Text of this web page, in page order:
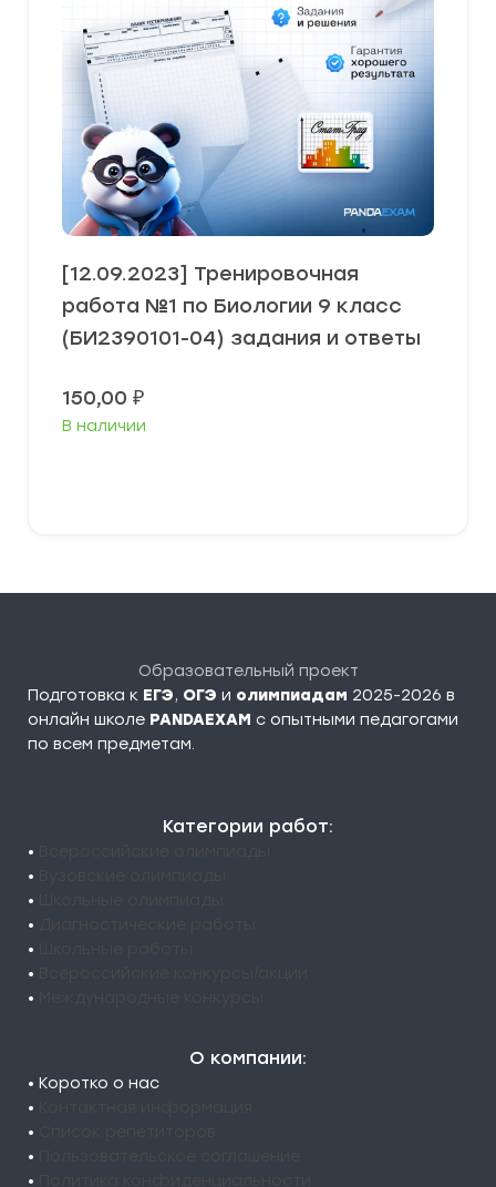
[12.09.2023] Тренировочная
работа №1 по Биологии 9 класс
(БИ2390101-04) задания и ответы
150,00 ₽
В наличии
Образовательный проект
Подготовка к ЕГЭ, ОГЭ и олимпиадам 2025-2026 в
онлайн школе PANDAEXAM c опытными педагогами
по всем предметам.
Категории работ:
•
•
•
•
•
•
•
О компании:
• Коротко о нас
•
•
•
•